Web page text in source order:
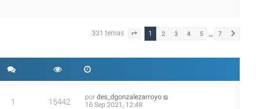
331 temas Página 1de 7
1 2 3 4 5 … 7
1 15442 pordes_dgonzalezarroyo
16 Sep 2021, 12:48